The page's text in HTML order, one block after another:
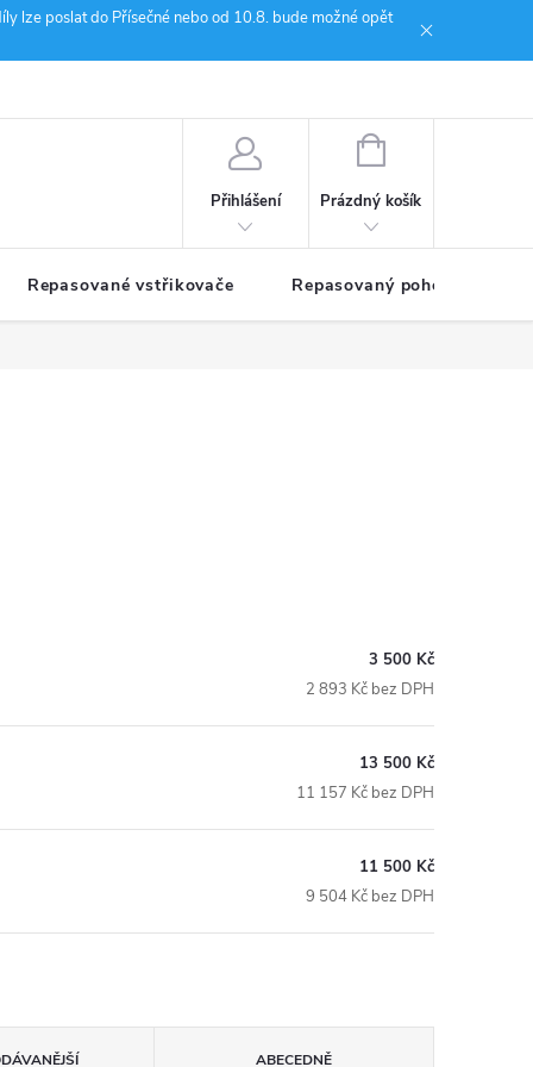
lze poslat do Přísečné nebo od 10.8. bude možné opět
Přihlášení
NÁKUPNÍ
Prázdný košík
Repasované vstřikovače Repasovaný pohon TDM
3 500 Kč
2 893 Kč bez DPH
13 500 Kč
11 157 Kč bez DPH
11 500 Kč
9 504 Kč bez DPH
ABECEDNĚ